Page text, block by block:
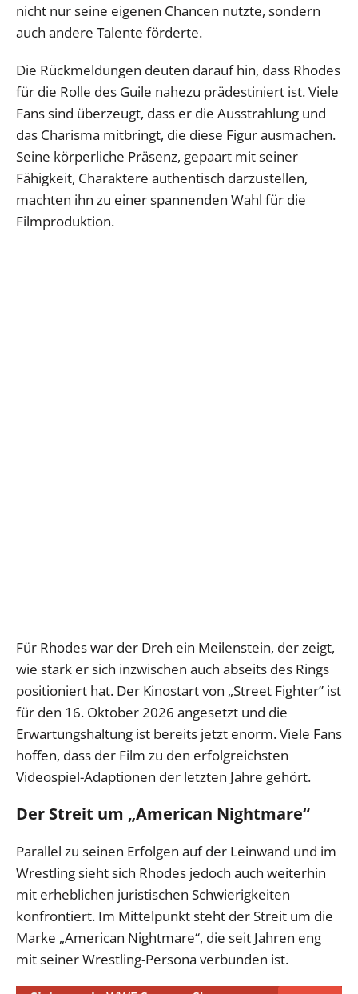
nicht nur seine eigenen Chancen nutzte, sondern
auch andere Talente förderte.
Die Rückmeldungen deuten darauf hin, dass Rhodes
für die Rolle des Guile nahezu prädestiniert ist. Viele
Fans sind überzeugt, dass er die Ausstrahlung und
das Charisma mitbringt, die diese Figur ausmachen.
Seine körperliche Präsenz, gepaart mit seiner
Fähigkeit, Charaktere authentisch darzustellen,
machten ihn zu einer spannenden Wahl für die
Filmproduktion.
Für Rhodes war der Dreh ein Meilenstein, der zeigt,
wie stark er sich inzwischen auch abseits des Rings
positioniert hat. Der Kinostart von „Street Fighter” ist
für den 16. Oktober 2026 angesetzt und die
Erwartungshaltung ist bereits jetzt enorm. Viele Fans
hoffen, dass der Film zu den erfolgreichsten
Videospiel-Adaptionen der letzten Jahre gehört.
Der Streit um „American Nightmare“
Parallel zu seinen Erfolgen auf der Leinwand und im
Wrestling sieht sich Rhodes jedoch auch weiterhin
mit erheblichen juristischen Schwierigkeiten
konfrontiert. Im Mittelpunkt steht der Streit um die
Marke „American Nightmare“, die seit Jahren eng
mit seiner Wrestling-Persona verbunden ist.